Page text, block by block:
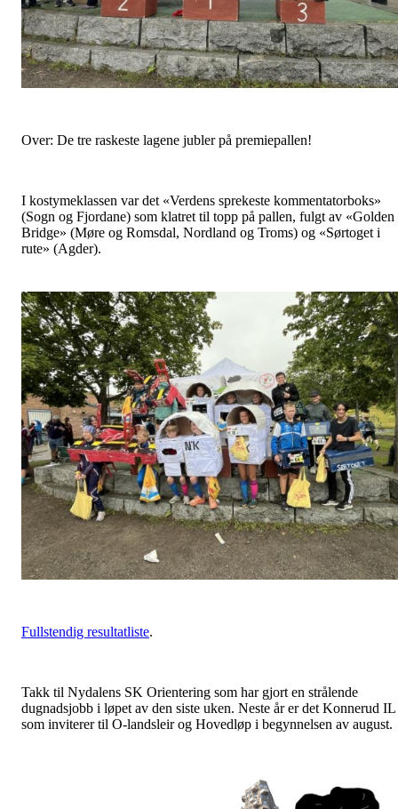
Over: De tre raskeste lagene jubler på premiepallen!
I kostymeklassen var det «Verdens sprekeste kommentatorboks»
(Sogn og Fjordane) som klatret til topp på pallen, fulgt av «Golden
Bridge» (Møre og Romsdal, Nordland og Troms) og «Sørtoget i
rute» (Agder).
Fullstendig resultatliste.
Takk til Nydalens SK Orientering som har gjort en strålende
dugnadsjobb i løpet av den siste uken. Neste år er det Konnerud IL
som inviterer til O-landsleir og Hovedløp i begynnelsen av august.